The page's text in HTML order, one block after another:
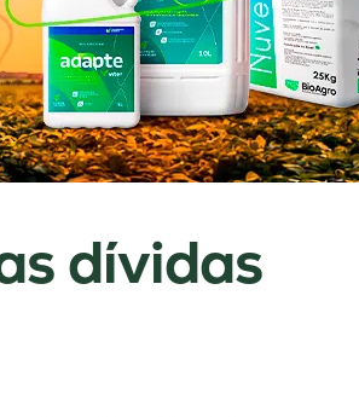
dívidas